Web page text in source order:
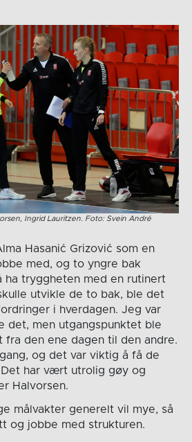
Ingrid Lauritzen. Foto: Svein André
Hasanić Grizović som en
med, og to yngre bak
ha tryggheten med en rutinert
utvikle de to bak, ble det
i hverdagen. Jeg var
det, men utgangspunktet ble
fra den ene dagen til den andre.
og det var viktig å få de
har vært utrolig gøy og
Halvorsen.
målvakter generelt vil mye, så
og jobbe med strukturen.